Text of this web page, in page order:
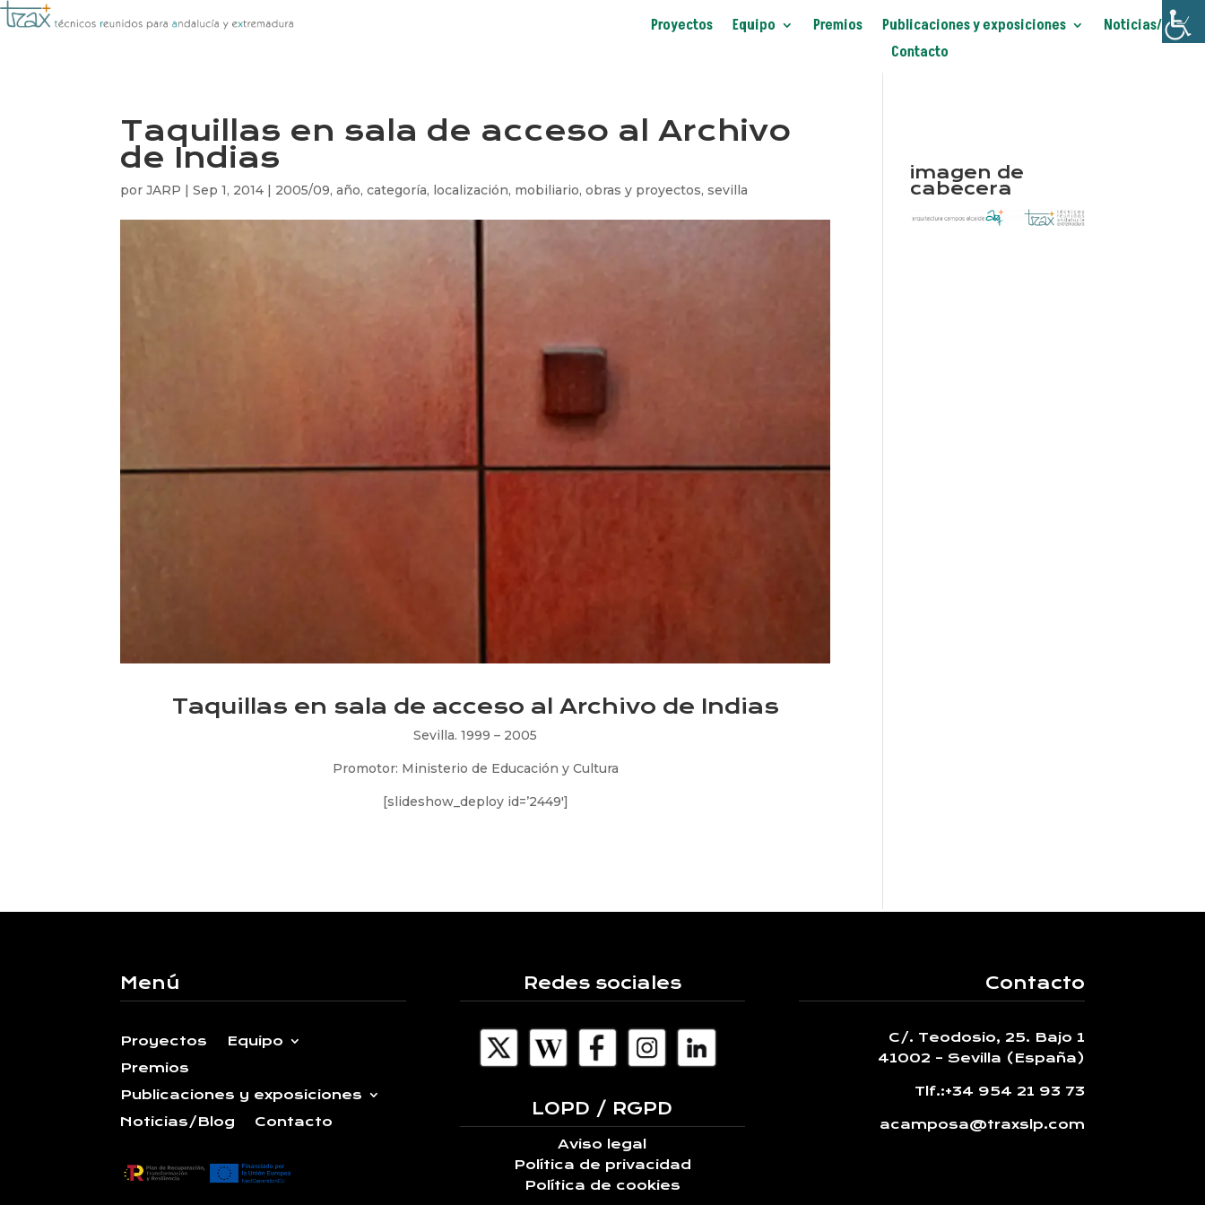
Proyectos Equipo Premios Publicaciones y exposiciones
Noticias/Blog
Contacto
Taquillas en sala de acceso al Archivo
de Indias
porJARP |Sep 1, 2014 | 2005/09,año,categoría, localización, mobiliario,obras y proyectos,sevilla
Taquillas en sala de acceso al Archivo de Indias
Sevilla. 1999 – 2005
Promotor: Ministerio de Educación y Cultura
[slideshow_deploy id=’2449′]
imagen de
cabecera
Menú
Proyectos
Equipo
Premios
Publicaciones y exposiciones
Noticias/Blog
Contacto
Redes sociales
LOPD / RGPD
Aviso legal
Política de privacidad
Política de cookies
Contacto
C/. Teodosio, 25. Bajo 1
41002 – Sevilla (España)
Tlf.:+34 954 21 93 73
acamposa@traxslp.com